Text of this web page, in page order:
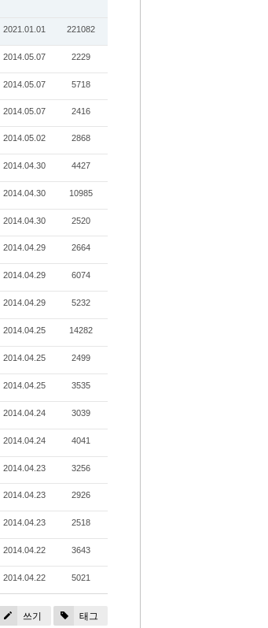
2021.01.01 221082
2014.05.07 2229
2014.05.07 5718
2014.05.07 2416
2014.05.02 2868
2014.04.30 4427
2014.04.30 10985
2014.04.30 2520
2014.04.29 2664
2014.04.29 6074
2014.04.29 5232
2014.04.25 14282
2014.04.25 2499
2014.04.25 3535
2014.04.24 3039
2014.04.24 4041
2014.04.23 3256
2014.04.23 2926
2014.04.23 2518
2014.04.22 3643
2014.04.22 5021
쓰기 태그